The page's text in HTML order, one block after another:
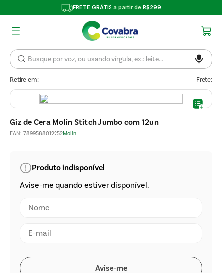
FRETE GRÁTIS a partir de R$299
Retire em: Frete:
Giz de Cera Molin Stitch Jumbo com 12un
EAN: 7899588012252Molin